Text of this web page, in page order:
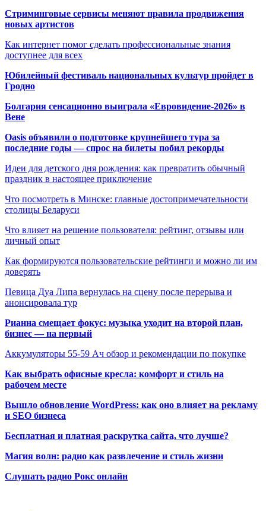
Стриминговые сервисы меняют правила продвижения
новых артистов
Как интернет помог сделать профессиональные знания
доступнее для всех
Юбилейный фестиваль национальных культур пройдет в
Гродно
Болгария сенсационно выиграла «Евровидение-2026» в
Вене
Oasis объявили о подготовке крупнейшего тура за
последние годы — спрос на билеты побил рекорды
Идеи для детского дня рождения: как превратить обычный
праздник в настоящее приключение
Что посмотреть в Минске: главные достопримечательности
столицы Беларуси
Что влияет на решение пользователя: рейтинг, отзывы или
личный опыт
Как формируются пользовательские рейтинги и можно ли им
доверять
Певица Дуа Липа вернулась на сцену после перерыва и
анонсировала тур
Рианна смещает фокус: музыка уходит на второй план,
бизнес — на первый
Аккумуляторы 55-59 Ач обзор и рекомендации по покупке
Как выбрать офисные кресла: комфорт и стиль на
рабочем месте
Вышло обновление WordPress: как оно влияет на рекламу
и SEO бизнеса
Бесплатная и платная раскрутка сайта, что лучше?
Магия волн: радио как развлечение и стиль жизни
Слушать радио Рокс онлайн